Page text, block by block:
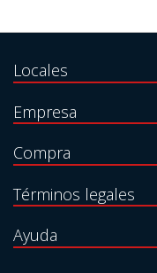
Locales
Empresa
Compra
Términos legales
Ayuda